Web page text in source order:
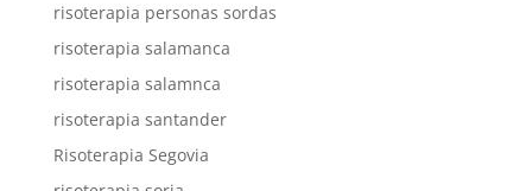
risoterapia personas sordas
risoterapia salamanca
risoterapia salamnca
risoterapia santander
Risoterapia Segovia